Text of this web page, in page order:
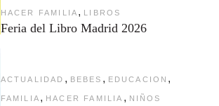
HACER FAMILIA , LIBROS
Feria del Libro Madrid 2026
ACTUALIDAD , BEBES , EDUCACION ,
FAMILIA , HACER FAMILIA , NIÑOS